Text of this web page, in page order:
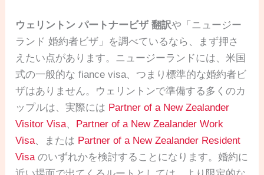
ウェリントン パートナービザ 翻訳や「ニュージー
ランド 婚約者ビザ」を調べているなら、まず押さ
えたい点があります。ニュージーランドには、米国
式の一般的な fiance visa、つまり標準的な婚約者ビ
ザはありません。ウェリントンで準備する多くのカ
ップルは、実際には Partner of a New Zealander
Visitor Visa、 Partner of a New Zealander Work
Visa、または Partner of a New Zealander Resident
Visaのいずれかを検討することになります。婚約に